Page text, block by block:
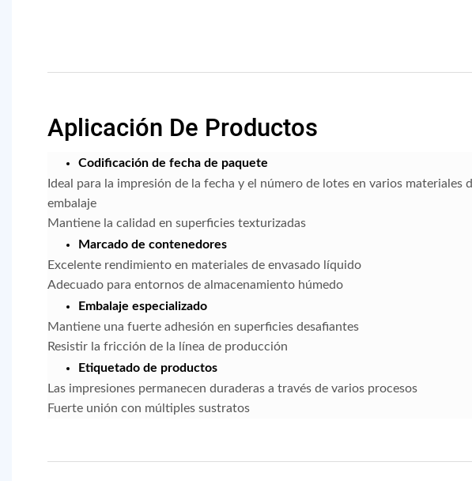
Aplicación De Productos
Codificación de fecha de paquete
Ideal para la impresión de la fecha y el número de lotes en varios materiales
embalaje
Mantiene la calidad en superficies texturizadas
Marcado de contenedores
Excelente rendimiento en materiales de envasado líquido
Adecuado para entornos de almacenamiento húmedo
Embalaje especializado
Mantiene una fuerte adhesión en superficies desafiantes
Resistir la fricción de la línea de producción
Etiquetado de productos
Las impresiones permanecen duraderas a través de varios procesos
Fuerte unión con múltiples sustratos